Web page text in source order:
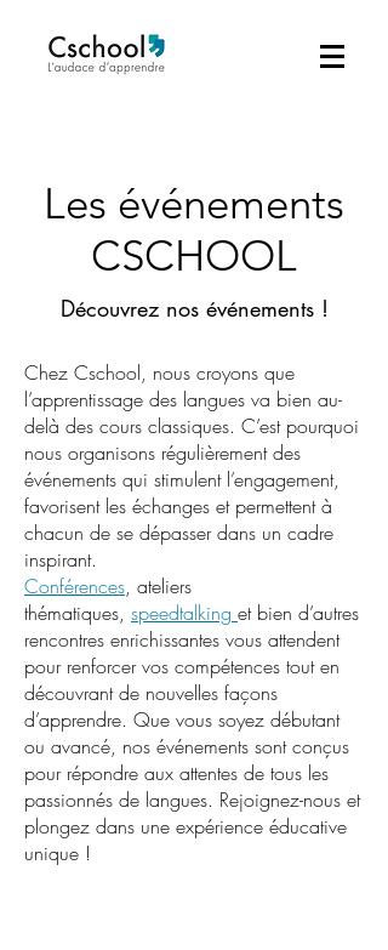
Les événements
CSCHOOL
Découvrez nos événements !
Chez Cschool, nous croyons que
l’apprentissage des langues va bien au-
delà des cours classiques. C’est pourquoi
nous organisons régulièrement des
événements qui stimulent l’engagement,
favorisent les échanges et permettent à
chacun de se dépasser dans un cadre
inspirant.
Conférences, ateliers
thématiques, speedtalking et bien d’autres
rencontres enrichissantes vous attendent
pour renforcer vos compétences tout en
découvrant de nouvelles façons
d’apprendre. Que vous soyez débutant
ou avancé, nos événements sont conçus
pour répondre aux attentes de tous les
passionnés de langues. Rejoignez-nous et
plongez dans une expérience éducative
unique !